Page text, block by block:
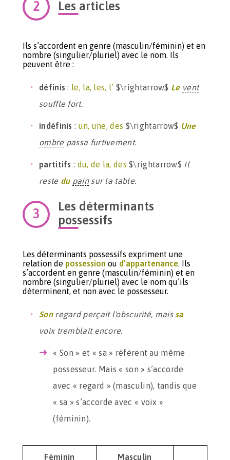
Les articles
Ils s’accordent en genre (masculin/féminin) et en
nombre (singulier/pluriel) avec le nom. Ils
peuvent être :
définis : le, la, les, l’ $\rightarrow$ Le vent
souffle fort.
indéfinis : un, une, des $\rightarrow$ Une
ombrepassa furtivement.
partitifs : du, de la, des $\rightarrow$ Il
reste du painsur la table.
Les déterminants
possessifs
Les déterminants possessifs expriment une
relation de possession ou d’appartenance. Ils
s’accordent en genre (masculin/féminin) et en
nombre (singulier/pluriel) avec le nom qu’ils
déterminent, et non avec le possesseur.
Sonregard perçait l'obscurité, mais sa
voix tremblait encore.
« Son » et « sa » réfèrent au même
possesseur. Mais « son » s’accorde
avec « regard » (masculin), tandis que
« sa » s’accorde avec « voix »
(féminin).
Féminin
Masculin